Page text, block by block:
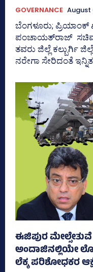
GOVERNANCE August
ಬೆಂಗಳೂರು; ಪ್ರಿಯಾಂಕ್‌
ಪಂಚಾಯತ್‌ರಾಜ್‌
ತವರು ಜಿಲ್ಲೆ ಕಲ್ಬುರ್ಗಿ
ನರೇಗಾ ಸೇರಿದಂತೆ
ಈಜಿಪುರ
ಅಂದಾಜಿನಲ್ಲಿಯೇ
ಲೆಕ್ಕ ಪರಿಶೋಧಕರ